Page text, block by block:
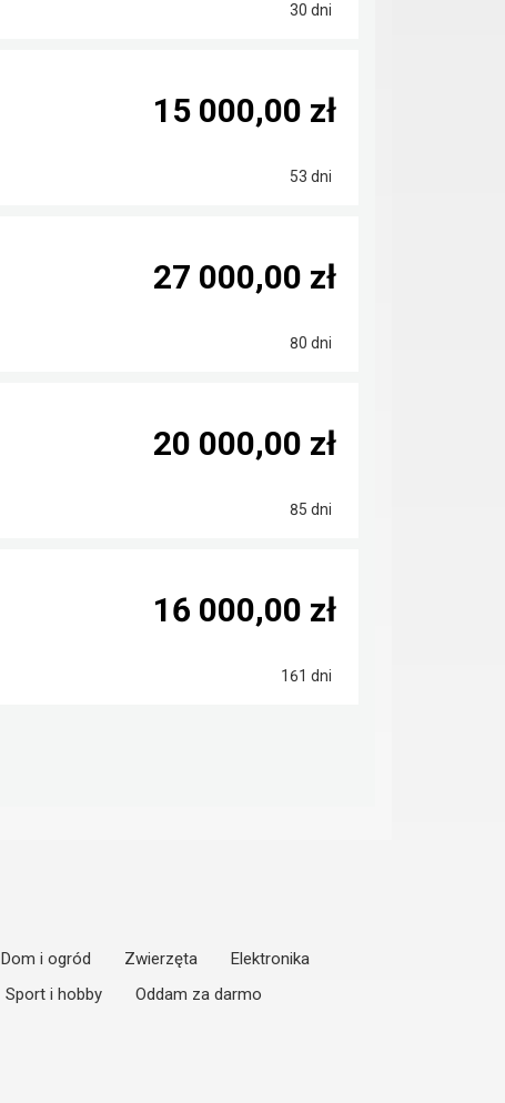
30 dni
53 dni
15 000,00 zł
80 dni
27 000,00 zł
85 dni
20 000,00 zł
161 dni
16 000,00 zł
Dom i ogród Zwierzęta
Elektronika
Sport i hobby
Oddam za darmo